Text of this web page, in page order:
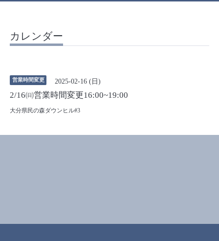
カレンダー
営業時間変更 2025-02-16 (日)
2/16㈰営業時間変更16:00~19:00
大分県民の森ダウンヒル#3